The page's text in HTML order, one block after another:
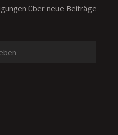
über neue Beiträge